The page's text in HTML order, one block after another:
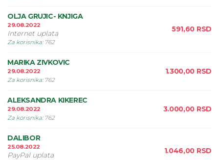
OLJA GRUJIC- KNJIGA
29.08.2022
Internet uplata
Za korisnika: 762
591,60 RSD
MARIKA ZIVKOVIC
29.08.2022
Za korisnika: 762
1.300,00 RSD
ALEKSANDRA KIKEREC
29.08.2022
Za korisnika: 762
3.000,00 RSD
DALIBOR
25.08.2022
PayPal uplata 1.046,00 RSD